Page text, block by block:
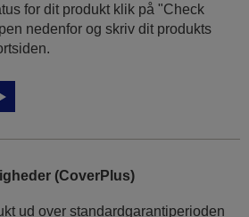
for dit produkt klik på "Check
nedenfor og skriv dit produkts
(CoverPlus)
ud over standardgarantiperioden